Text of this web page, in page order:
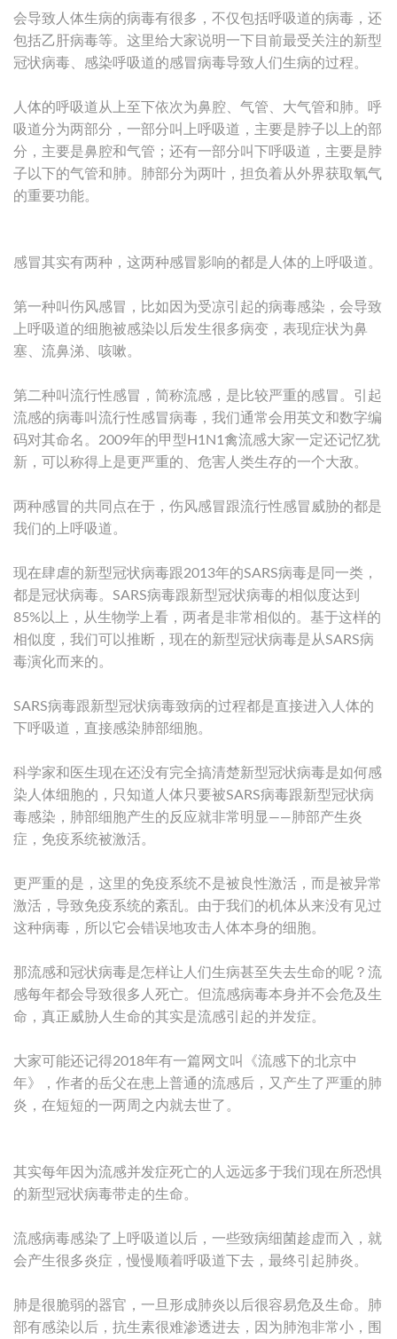
会导致人体生病的病毒有很多，不仅包括呼吸道的病毒，还
包括乙肝病毒等。这里给大家说明一下目前最受关注的新型
冠状病毒、感染呼吸道的感冒病毒导致人们生病的过程。
人体的呼吸道从上至下依次为鼻腔、气管、大气管和肺。呼
吸道分为两部分，一部分叫上呼吸道，主要是脖子以上的部
分，主要是鼻腔和气管；还有一部分叫下呼吸道，主要是脖
子以下的气管和肺。肺部分为两叶，担负着从外界获取氧气
的重要功能。
感冒其实有两种，这两种感冒影响的都是人体的上呼吸道。
第一种叫伤风感冒，比如因为受凉引起的病毒感染，会导致
上呼吸道的细胞被感染以后发生很多病变，表现症状为鼻
塞、流鼻涕、咳嗽。
第二种叫流行性感冒，简称流感，是比较严重的感冒。引起
流感的病毒叫流行性感冒病毒，我们通常会用英文和数字编
码对其命名。2009年的甲型H1N1禽流感大家一定还记忆犹
新，可以称得上是更严重的、危害人类生存的一个大敌。
两种感冒的共同点在于，伤风感冒跟流行性感冒威胁的都是
我们的上呼吸道。
现在肆虐的新型冠状病毒跟2013年的SARS病毒是同一类，
都是冠状病毒。SARS病毒跟新型冠状病毒的相似度达到
85%以上，从生物学上看，两者是非常相似的。基于这样的
相似度，我们可以推断，现在的新型冠状病毒是从SARS病
毒演化而来的。
SARS病毒跟新型冠状病毒致病的过程都是直接进入人体的
下呼吸道，直接感染肺部细胞。
科学家和医生现在还没有完全搞清楚新型冠状病毒是如何感
染人体细胞的，只知道人体只要被SARS病毒跟新型冠状病
毒感染，肺部细胞产生的反应就非常明显——肺部产生炎
症，免疫系统被激活。
更严重的是，这里的免疫系统不是被良性激活，而是被异常
激活，导致免疫系统的紊乱。由于我们的机体从来没有见过
这种病毒，所以它会错误地攻击人体本身的细胞。
那流感和冠状病毒是怎样让人们生病甚至失去生命的呢？流
感每年都会导致很多人死亡。但流感病毒本身并不会危及生
命，真正威胁人生命的其实是流感引起的并发症。
大家可能还记得2018年有一篇网文叫《流感下的北京中
年》，作者的岳父在患上普通的流感后，又产生了严重的肺
炎，在短短的一两周之内就去世了。
其实每年因为流感并发症死亡的人远远多于我们现在所恐惧
的新型冠状病毒带走的生命。
流感病毒感染了上呼吸道以后，一些致病细菌趁虚而入，就
会产生很多炎症，慢慢顺着呼吸道下去，最终引起肺炎。
肺是很脆弱的器官，一旦形成肺炎以后很容易危及生命。肺
部有感染以后，抗生素很难渗透进去，因为肺泡非常小，围